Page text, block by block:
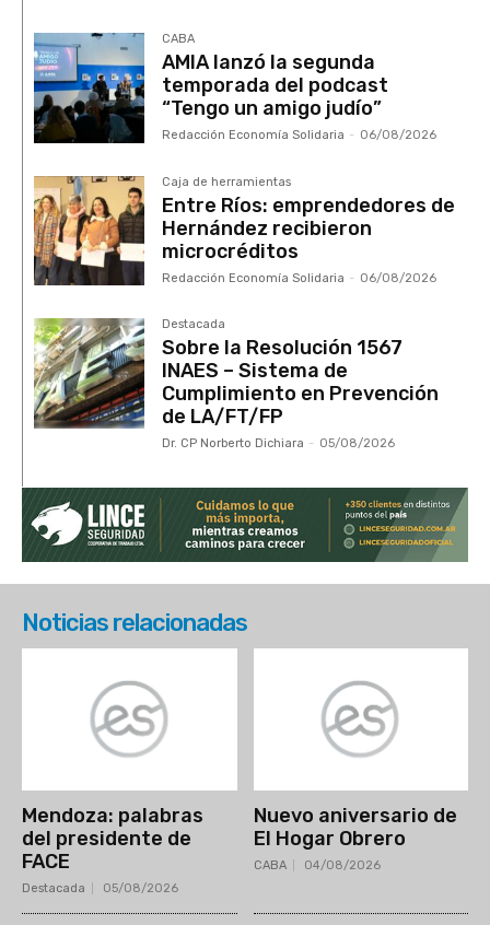
CABA
AMIA lanzó la segunda
temporada del podcast
“Tengo un amigo judío”
Redacción Economía Solidaria - 06/08/2026
Caja de herramientas
Entre Ríos: emprendedores de
Hernández recibieron
microcréditos
Redacción Economía Solidaria - 06/08/2026
Destacada
Sobre la Resolución 1567
INAES – Sistema de
Cumplimiento en Prevención
de LA/FT/FP
Dr. CP Norberto Dichiara - 05/08/2026
Noticias relacionadas
Mendoza: palabras
del presidente de
FACE
Destacada 05/08/2026
Nuevo aniversario de
El Hogar Obrero
CABA 04/08/2026